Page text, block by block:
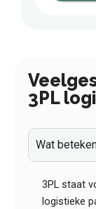
3PL
Wat
3PL staat
logistieke